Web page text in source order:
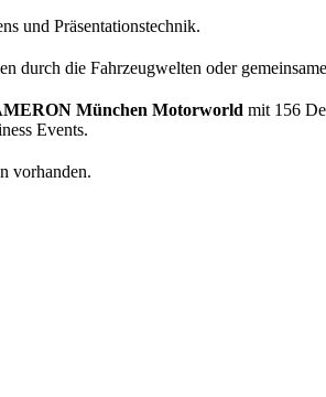
und Präsentationstechnik.
durch die Fahrzeugwelten oder
München Motorworld mit 156
Events.
vorhanden.